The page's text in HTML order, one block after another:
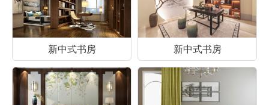
新中式书房 新中式书房